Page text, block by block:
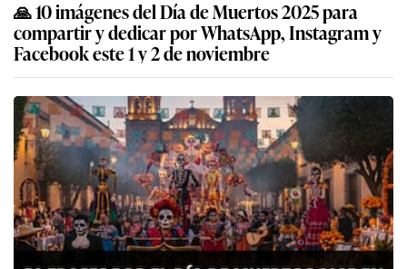
🙏 10 imágenes del Día de Muertos 2025 para
compartir y dedicar por WhatsApp, Instagram y
Facebook este 1 y 2 de noviembre